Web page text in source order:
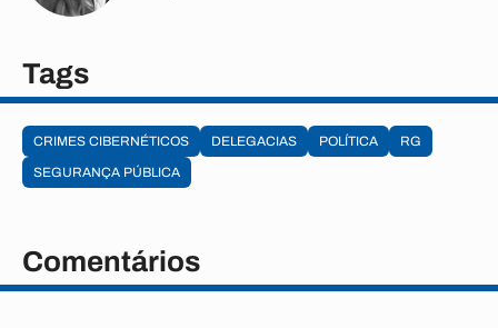
Tags
CRIMES CIBERNÉTICOS DELEGACIAS POLÍTICA
RG
SEGURANÇA PÚBLICA
Comentários